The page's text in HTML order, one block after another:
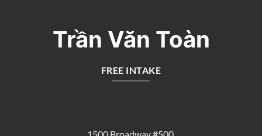
Trần Văn Toàn
FREE INTAKE